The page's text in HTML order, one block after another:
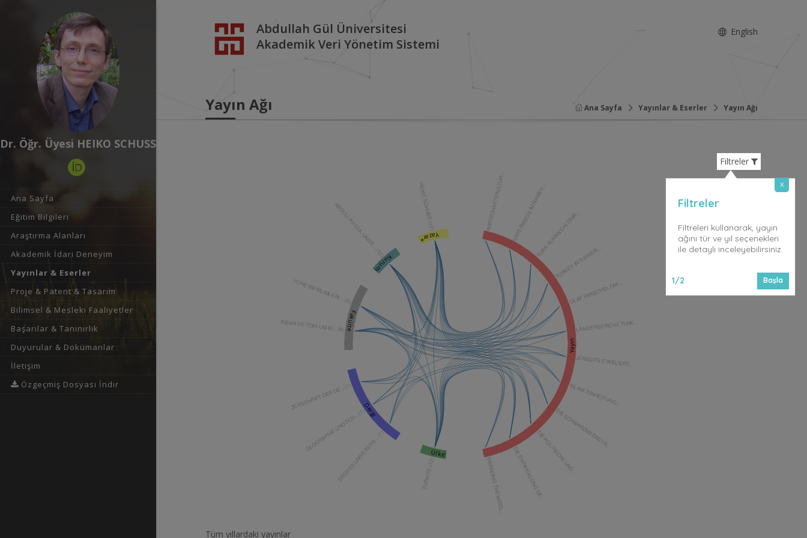
x
Filtreler
Filtreleri kullanarak, yayın
ağını tür ve yıl seçenekleri
ile detaylı inceleyebilirsiniz.
1/2 Başla
Dr. Öğr. Üyesi HEIKO SCHUSS
Ana Sayfa
Eğitim Bilgileri
Araştırma Alanları
Akademik İdari Deneyim
Yayınlar & Eserler
Proje & Patent & Tasarım
Bilimsel & Mesleki Faaliyetler
Başarılar & Tanınırlık
Duyurular & Dokümanlar
İletişim
Özgeçmiş Dosyası İndir
Abdullah Gül Üniversitesi
Akademik Veri Yönetim Sistemi
English
Yayın Ağı Ana Sayfa Yayınlar & Eserler Yayın Ağı
Filtreler
WIRTSCHAFTSKULTUR ... UNTERWEGS IM NAMEN...TURK-ALMAN CALISMA...
TURKEY IN TURMOIL:...
OLAF FARSCHID: ZAK...
LÄNDERBERICHT TURK...
JENSEITS ETABLIERT...
ISLAM: EINHEIT UND...
DIE SCHWARZMEERSYN...
DIE POLITISCHE UND...
DIE ENTWICKLUNG DE...
BRANDING THE MIDDL...
TURKIYE (12)
ERCIYES UNIVERSITE... (1)
GEOGRAPHIE UND SCH... (1)
ZEITSCHRIFT DER DE... (1)
INSAN VE TOPLUM BI... (6)
YONETIM BILIMLERI ... (6)
ABDULLAH GUL UNIVE... (12) HEIKO SCHUSS (12)
Yayın
Ülke
Dergi
Fakülte
Kurum
Yazar*
Tüm yıllardaki yayınlar